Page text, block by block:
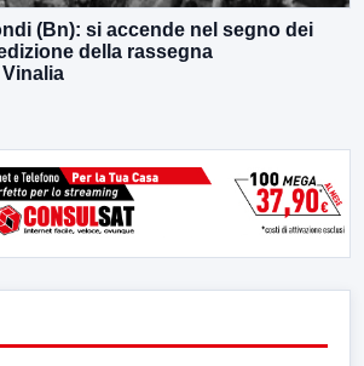
(Bn): si accende nel segno dei
della rassegna